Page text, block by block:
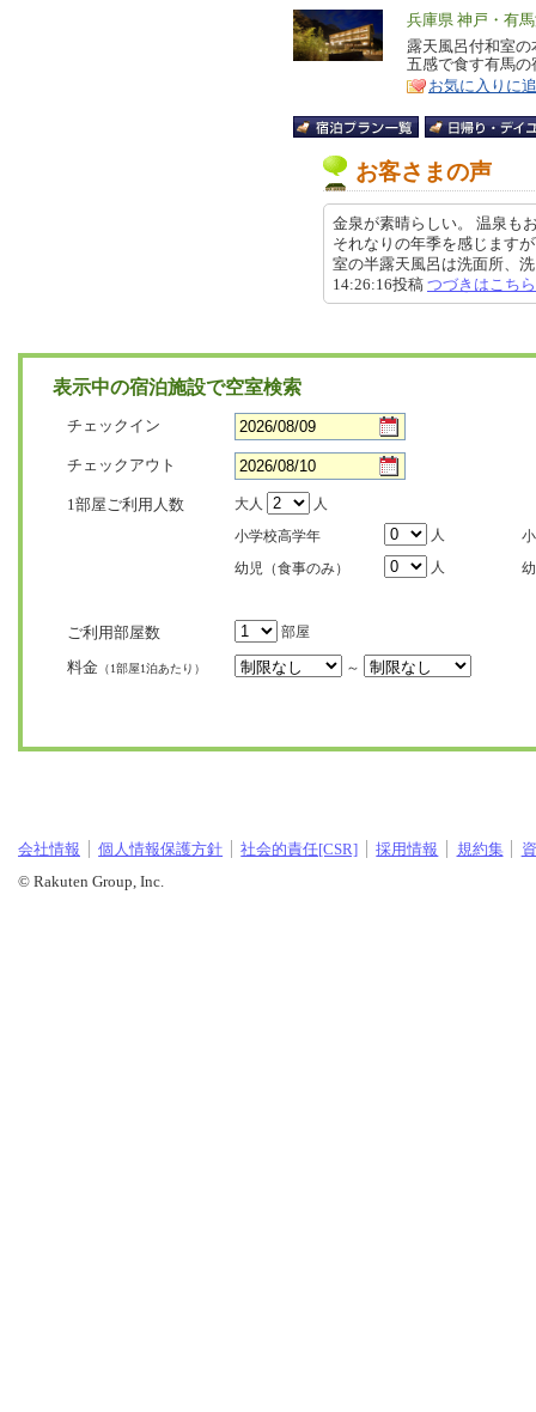
エ
リ
ア
兵庫県 神戸・有
特
徴
露天風呂付和室
五感で食す有馬の
お気に入りに
お客さまの声
金泉が素晴らしい。 温泉も
それなりの年季を感じます
室の半露天風呂は洗面所、
14:26:16投稿 つづきはこちら
表示中の宿泊施設で空室検索
チェックイン
チェックアウト
1部屋ご利用人数 大人
人
小学校高学年
人
幼児（食事のみ）
人
ご利用部屋数 部屋
料金 （1部屋1泊あたり） ～
会社情報 個人情報保護方針 社会的責任[CSR] 採用情報 規約集
© Rakuten Group, Inc.